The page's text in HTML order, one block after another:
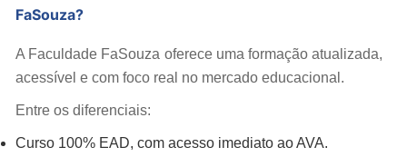
FaSouza?
A Faculdade FaSouza oferece uma formação atualizada,
acessível e com foco real no mercado educacional.
Entre os diferenciais:
Curso 100% EAD, com acesso imediato ao AVA.